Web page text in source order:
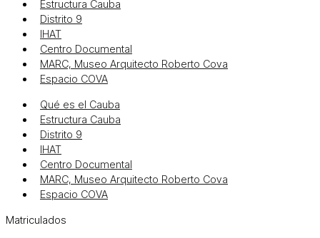
Estructura Cauba
Distrito 9
IHAT
Centro Documental
MARC, Museo Arquitecto Roberto Cova
Espacio COVA
Qué es el Cauba
Estructura Cauba
Distrito 9
IHAT
Centro Documental
MARC, Museo Arquitecto Roberto Cova
Espacio COVA
Matriculados